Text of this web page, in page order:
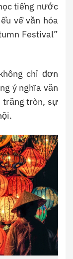
tiếng nước
về văn hóa
Festival”
chỉ đơn
ý nghĩa văn
trăng tròn, sự